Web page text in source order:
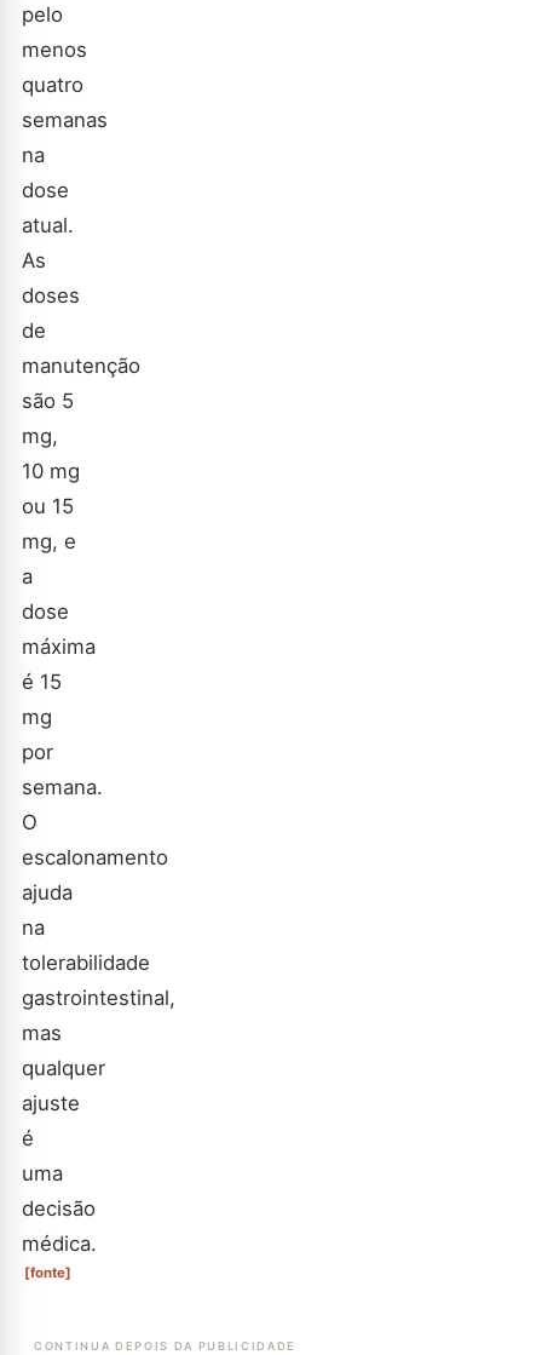
pelo
menos
quatro
semanas
na
dose
atual.
As
doses
de
manutenção
são 5
mg,
10 mg
ou 15
mg, e
a
dose
máxima
é 15
mg
por
semana.
O
escalonamento
ajuda
na
tolerabilidade
gastrointestinal,
mas
qualquer
ajuste
é
uma
decisão
médica.
[fonte]
CONTINUA DEPOIS DA PUBLICIDADE